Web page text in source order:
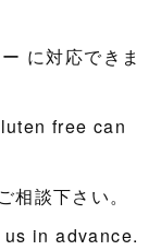
に対応できま
free can
談下さい。
in advance.